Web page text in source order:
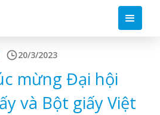
20/3/2023
mừng Đại hội
và Bột giấy Việt